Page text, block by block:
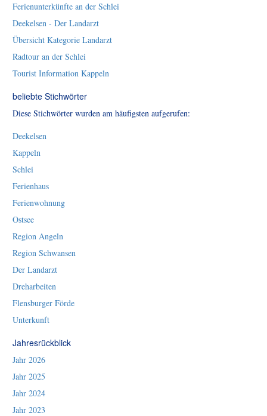
Ferienunterkünfte an der Schlei
Deekelsen - Der Landarzt
Übersicht Kategorie Landarzt
Radtour an der Schlei
Tourist Information Kappeln
beliebte Stichwörter
Diese Stichwörter wurden am häufigsten aufgerufen:
Deekelsen
Kappeln
Schlei
Ferienhaus
Ferienwohnung
Ostsee
Region Angeln
Region Schwansen
Der Landarzt
Dreharbeiten
Flensburger Förde
Unterkunft
Jahresrückblick
Jahr 2026
Jahr 2025
Jahr 2024
Jahr 2023